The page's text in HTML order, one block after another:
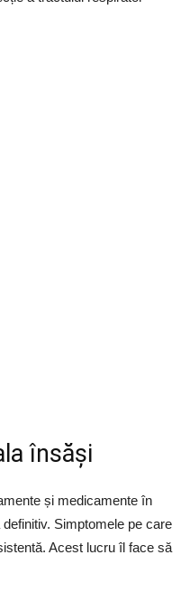
însăși
și medicamente în
Simptomele pe care
Acest lucru îl face să